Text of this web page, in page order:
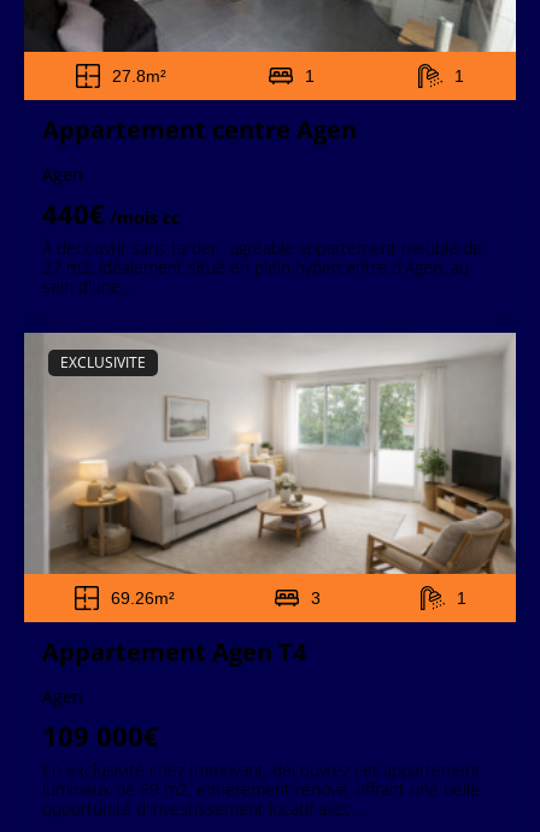
27.8m² 1 1
Appartement centre Agen
Agen
440€ /mois cc
À découvrir sans tarder : agréable appartement meublé de
27 m2, idéalement situé en plein hypercentre d'Agen, au
sein d'une...
EXCLUSIVITE
69.26m² 3 1
Appartement Agen T4
Agen
109 000€
En exclusivité chez Immovant, découvrez cet appartement
lumineux de 69 m2, entièrement rénové, offrant une belle
opportunité d'investissement locatif avec...